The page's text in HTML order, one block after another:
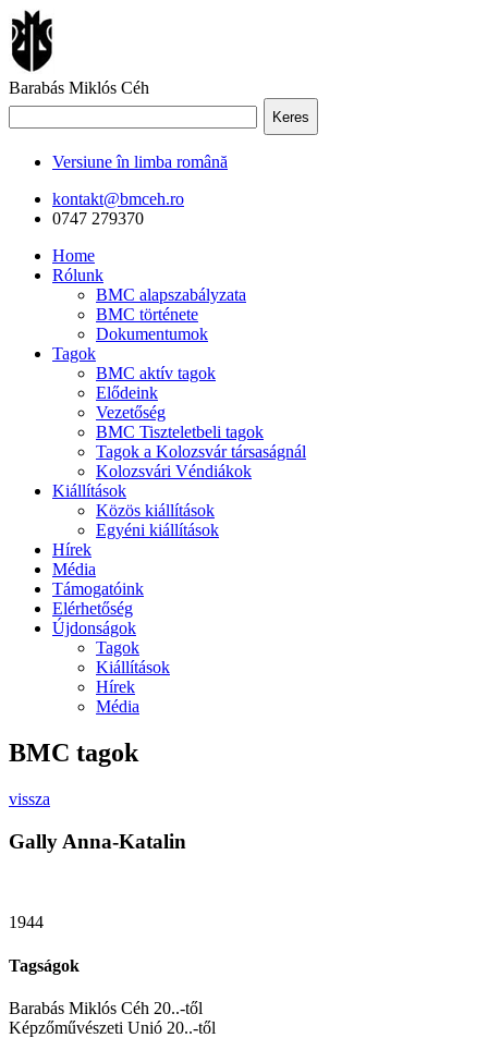
Barabás Miklós Céh
Keres
Versiune în limba română
kontakt@bmceh.ro
0747 279370
Home
Rólunk
BMC alapszabályzata
BMC története
Dokumentumok
Tagok
BMC aktív tagok
Elődeink
Vezetőség
BMC Tiszteletbeli tagok
Tagok a Kolozsvár társaságnál
Kolozsvári Véndiákok
Kiállítások
Közös kiállítások
Egyéni kiállítások
Hírek
Média
Támogatóink
Elérhetőség
Újdonságok
Tagok
Kiállítások
Hírek
Média
BMC tagok
vissza
Gally Anna-Katalin
1944
Tagságok
Barabás Miklós Céh 20..-től
Képzőművészeti Unió 20..-től